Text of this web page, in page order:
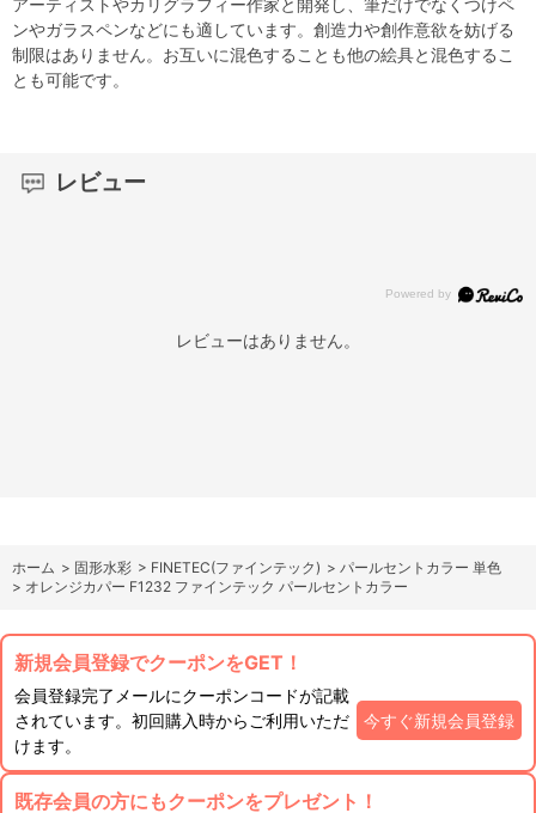
アーティストやカリグラフィー作家と開発し、筆だけでなくつけペ
ンやガラスペンなどにも適しています。創造力や創作意欲を妨げる
制限はありません。お互いに混色することも他の絵具と混色するこ
とも可能です。
レビュー
レビューはありません。
ホーム > 固形水彩 > FINETEC(ファインテック) > パールセントカラー 単色
> オレンジカパー F1232 ファインテック パールセントカラー
新規会員登録でクーポンをGET！
会員登録完了メールにクーポンコードが記載
されています。初回購入時からご利用いただ
けます。
今すぐ新規会員登録
既存会員の方にもクーポンをプレゼント！